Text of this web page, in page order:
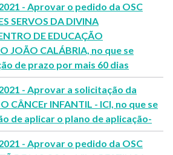
- Aprovar o pedido da OSC
SERVOS DA DIVINA
DE EDUCAÇÃO
JOÃO CALÁBRIA, no que se
de prazo por mais 60 dias
- Aprovar a solicitação da
CÂNCEr INFANTIL - ICI, no que se
de aplicar o plano de aplicação-
- Aprovar o pedido da OSC